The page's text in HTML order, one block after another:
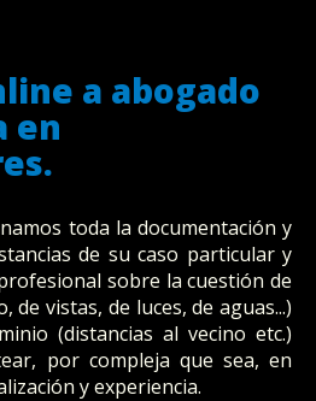
a abogado
en
toda la documentación y
de su caso particular y
sobre la cuestión de
de vistas, de luces, de aguas...)
(distancias al vecino etc.)
por compleja que sea, en
y experiencia.